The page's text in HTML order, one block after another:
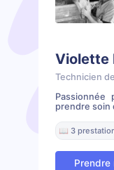
Violette
Technicien
prendre soin
📖 3